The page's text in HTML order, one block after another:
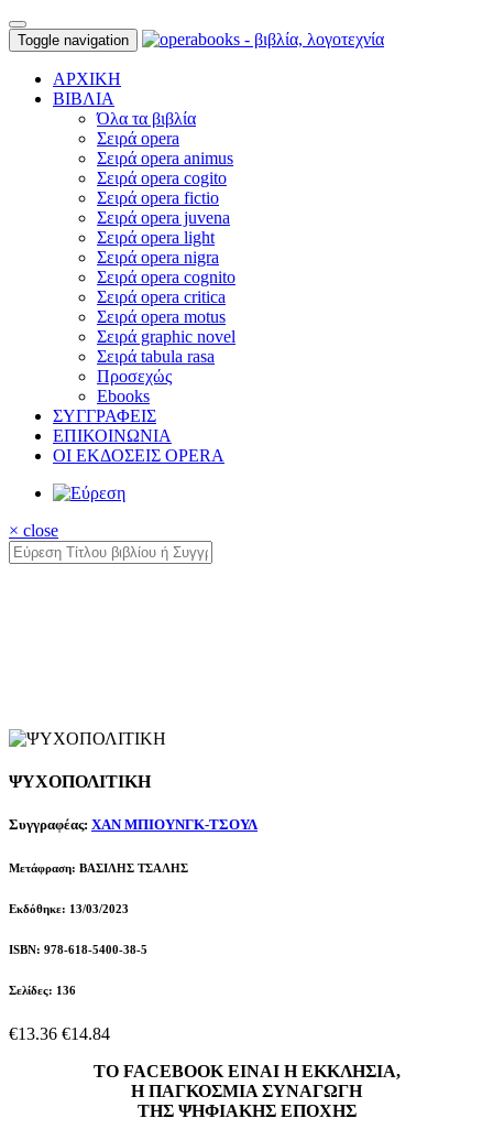
Toggle navigation
ΑΡΧΙΚΗ
ΒΙΒΛΙΑ
Όλα τα βιβλία
Σειρά opera
Σειρά opera animus
Σειρά opera cogito
Σειρά opera fictio
Σειρά opera juvena
Σειρά opera light
Σειρά opera nigra
Σειρά opera cognito
Σειρά opera critica
Σειρά opera motus
Σειρά graphic novel
Σειρά tabula rasa
Προσεχώς
Ebooks
ΣΥΓΓΡΑΦΕΙΣ
ΕΠΙΚΟΙΝΩΝΙΑ
ΟΙ ΕΚΔΟΣΕΙΣ OPERA
× close
ΨΥΧΟΠΟΛΙΤΙΚΗ
Συγγραφέας: ΧΑΝ ΜΠΙΟΥΝΓΚ-ΤΣΟΥΛ
Μετάφραση: ΒΑΣΙΛΗΣ ΤΣΑΛΗΣ
Εκδόθηκε: 13/03/2023
ISBN: 978-618-5400-38-5
Σελίδες: 136
€13.36 €14.84
ΤΟ FACEBOOK ΕΙΝΑΙ Η ΕΚΚΛΗΣΙΑ,
Η ΠΑΓΚΟΣΜΙΑ ΣΥΝΑΓΩΓΗ
ΤΗΣ ΨΗΦΙΑΚΗΣ ΕΠΟΧΗΣ